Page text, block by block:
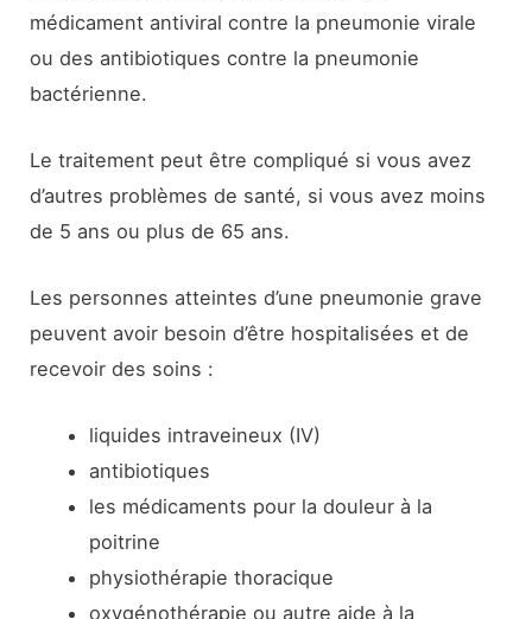
médicament antiviral contre la pneumonie virale
ou des antibiotiques contre la pneumonie
bactérienne.
Le traitement peut être compliqué si vous avez
d’autres problèmes de santé, si vous avez moins
de 5 ans ou plus de 65 ans.
Les personnes atteintes d’une pneumonie grave
peuvent avoir besoin d’être hospitalisées et de
recevoir des soins :
liquides intraveineux (IV)
antibiotiques
les médicaments pour la douleur à la
poitrine
physiothérapie thoracique
oxygénothérapie ou autre aide à la